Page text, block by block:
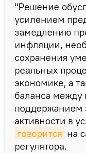
"Решение
усилением
замедлению
инфляции,
сохранения
реальных
экономике, а
баланса
поддержанием
активности в
говорится на
регулятора.